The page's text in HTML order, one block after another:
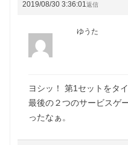
2019/08/30 3:36:01返信
ゆうた
ヨシッ！ 第1セットをタ
最後の２つのサービスゲ
ったなぁ。